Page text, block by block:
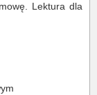
Lektura dla